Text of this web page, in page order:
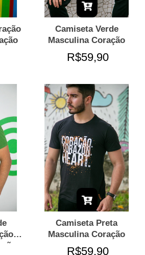
Camiseta Verde
Masculina Coração
R$59,90
Camiseta Preta
Masculina Coração
R$59,90